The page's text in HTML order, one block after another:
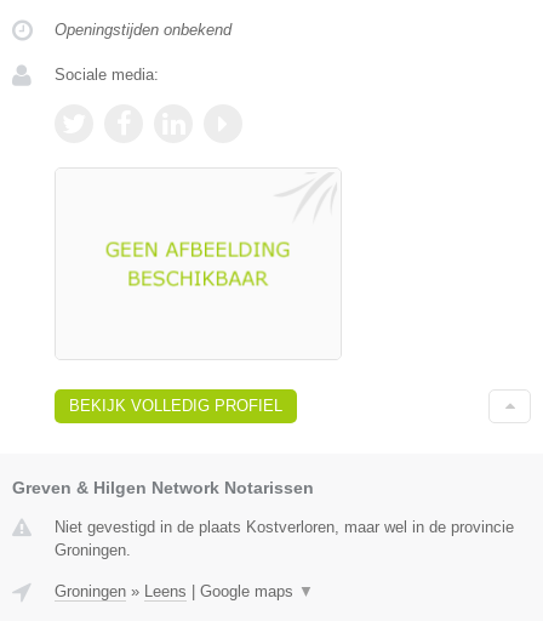
Openingstijden onbekend
Sociale media:
BEKIJK VOLLEDIG PROFIEL
Greven & Hilgen Network Notarissen
Niet gevestigd in de plaats Kostverloren, maar wel in de provincie
Groningen.
Groningen » Leens Google maps ▼